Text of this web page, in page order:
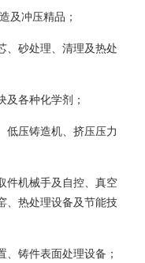
及冲压精品；
、砂处理、清理及热处
及各种化学剂；
低压铸造机、挤压压力
件机械手及自控、真空
、热处理设备及节能技
铸件表面处理设备；